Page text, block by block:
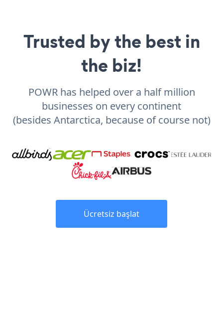
Trusted by the best in
the biz!
POWR has helped over a half million
businesses on every continent
(besides Antarctica, because of course not)
Ücretsiz başlat